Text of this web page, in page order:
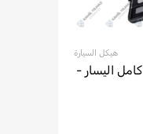
هيكل السيارة
مصباح أمامي فورد F-MAX كامل اليسار -